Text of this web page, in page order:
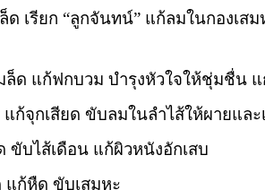
ด เรียก “ลูกจันทน์” แก้ลมในกองเส
ล็ด แก้ฟกบวม บำรุงหัวใจให้ชุ่มชื่น แ
แก้จุกเสียด ขับลมในลำไส้ให้ผายแล
ขับไส้เดือน แก้ผิวหนังอักเสบ
แก้หืด ขับเสมหะ